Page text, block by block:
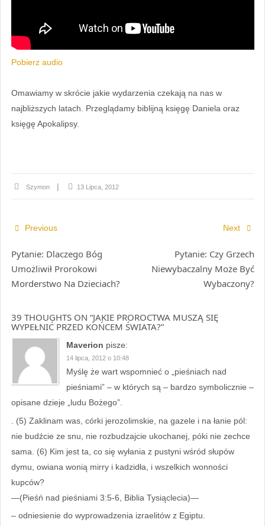
Pobierz audio
Omawiamy w skrócie jakie wydarzenia czekają na nas w
najbliższych latach. Przeglądamy biblijną księgę Daniela oraz
księgę Apokalipsy.
Szymon 13 Lipca, 2012
Previous
Pytanie: Dlaczego Bóg
Umożliwił Prorokowi
Morderstwo Na Dzieciach?
Next
Pytanie: Czy Grzech
Niewybaczalny Może Być
Wybaczony?
39 THOUGHTS ON “JAKIE PROROCTWA MUSZĄ SIĘ
WYPEŁNIĆ PRZED KOŃCEM ŚWIATA?”
Maverion pisze:
14 lipca, 2012 o 10:48
Myślę że wart wspomnieć o „pieśniach nad
pieśniami” – w których są – bardzo symbolicznie –
opisane dzieje „ludu Bożego”.
. (5) Zaklinam was, córki jerozolimskie, na gazele i na łanie pól:
nie budźcie ze snu, nie rozbudzajcie ukochanej, póki nie zechce
sama. (6) Kim jest ta, co się wyłania z pustyni wśród słupów
dymu, owiana wonią mirry i kadzidła, i wszelkich wonności
kupców?
—(Pieśń nad pieśniami 3:5-6, Biblia Tysiąclecia)—
– odniesienie do wyprowadzenia izraelitów z Egiptu.